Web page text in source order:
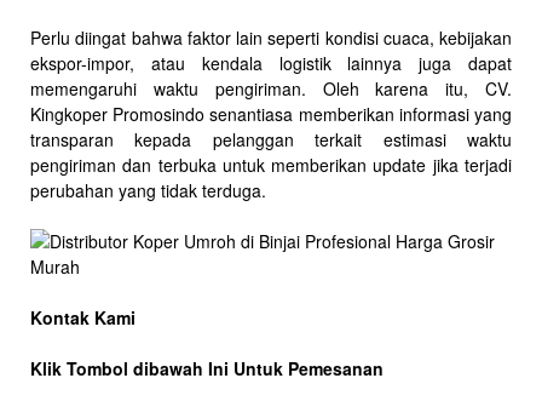
Perlu diingat bahwa faktor lain seperti kondisi cuaca, kebijakan
ekspor-impor, atau kendala logistik lainnya juga dapat
memengaruhi waktu pengiriman. Oleh karena itu, CV.
Kingkoper Promosindo senantiasa memberikan informasi yang
transparan kepada pelanggan terkait estimasi waktu
pengiriman dan terbuka untuk memberikan update jika terjadi
perubahan yang tidak terduga.
Kontak Kami
Klik Tombol dibawah Ini Untuk Pemesanan